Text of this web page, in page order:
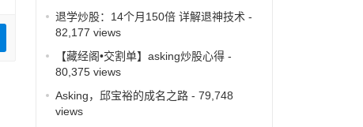
退学炒股：14个月150倍 详解退神技术 -
82,177 views
【藏经阁•交割单】asking炒股心得-
80,375 views
Asking，邱宝裕的成名之路- 79,748
views